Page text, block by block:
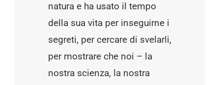
natura e ha usato il tempo
della sua vita per inseguirne i
segreti, per cercare di svelarli,
per mostrare che noi – la
nostra scienza, la nostra